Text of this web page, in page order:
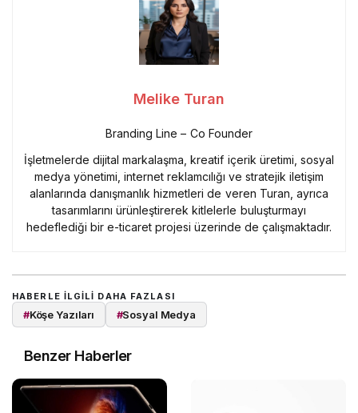
Melike Turan
Branding Line – Co Founder
İşletmelerde dijital markalaşma, kreatif içerik üretimi, sosyal
medya yönetimi, internet reklamcılığı ve stratejik iletişim
alanlarında danışmanlık hizmetleri de veren Turan, ayrıca
tasarımlarını ürünleştirerek kitlelerle buluşturmayı
hedeflediği bir e-ticaret projesi üzerinde de çalışmaktadır.
HABERLE ILGILI DAHA FAZLASI
#Köşe Yazıları #Sosyal Medya
Benzer Haberler